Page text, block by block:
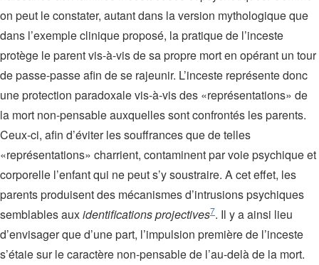
on peut le constater, autant dans la version mythologique que
dans l’exemple clinique proposé, la pratique de l’inceste
protège le parent vis-à-vis de sa propre mort en opérant un tour
de passe-passe afin de se rajeunir. L’inceste représente donc
une protection paradoxale vis-à-vis des «représentations» de
la mort non-pensable auxquelles sont confrontés les parents.
Ceux-ci, afin d’éviter les souffrances que de telles
«représentations» charrient, contaminent par voie psychique et
corporelle l’enfant qui ne peut s’y soustraire. A cet effet, les
parents produisent des mécanismes d’intrusions psychiques
semblables auxidentifications projectives7. Il y a ainsi lieu
d’envisager que d’une part, l’impulsion première de l’inceste
s’étaie sur le caractère non-pensable de l’au-delà de la mort.